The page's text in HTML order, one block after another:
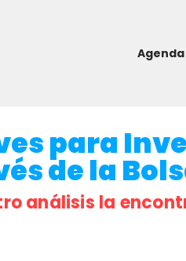
Agenda
para
de la
análisis la